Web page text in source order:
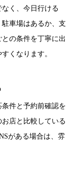
く、今日行ける
車場はあるか、支
の条件を丁寧に出
くなります。
件と予約前確認を
店と比較している
がある場合は、雰